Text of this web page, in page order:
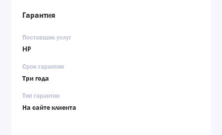
Гарантия
Поставщик услуг
HP
Срок гарантии
Три года
Тип гарантии
На сайте клиента